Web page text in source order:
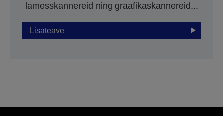
lamesskannereid ning graafikaskannereid...
Lisateave